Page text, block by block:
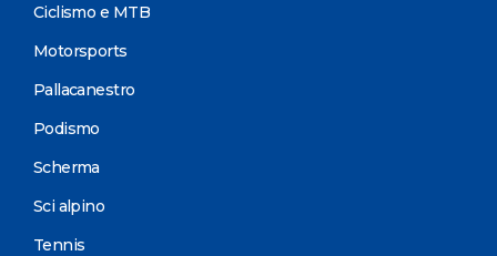
Ciclismo e MTB
Motorsports
Pallacanestro
Podismo
Scherma
Sci alpino
Tennis